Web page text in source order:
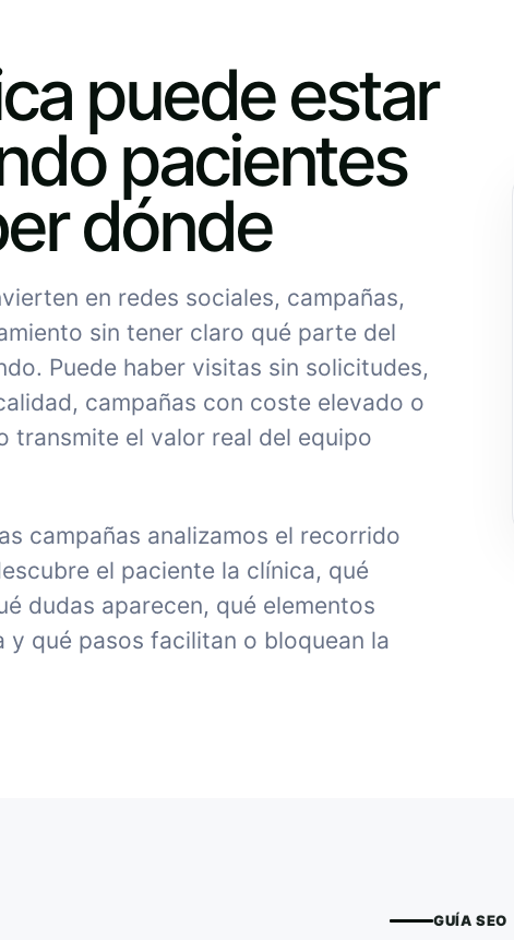
puede estar
pacientes
dónde
en redes sociales, campañas,
sin tener claro qué parte del
Puede haber visitas sin solicitudes,
campañas con coste elevado o
transmite el valor real del equipo
campañas analizamos el recorrido
el paciente la clínica, qué
dudas aparecen, qué elementos
y qué pasos facilitan o bloquean la
GUÍA SEO